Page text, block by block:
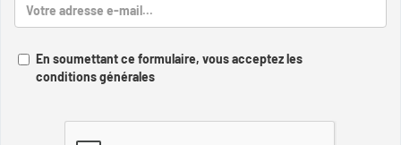
En soumettant ce formulaire, vous acceptez les
conditions générales